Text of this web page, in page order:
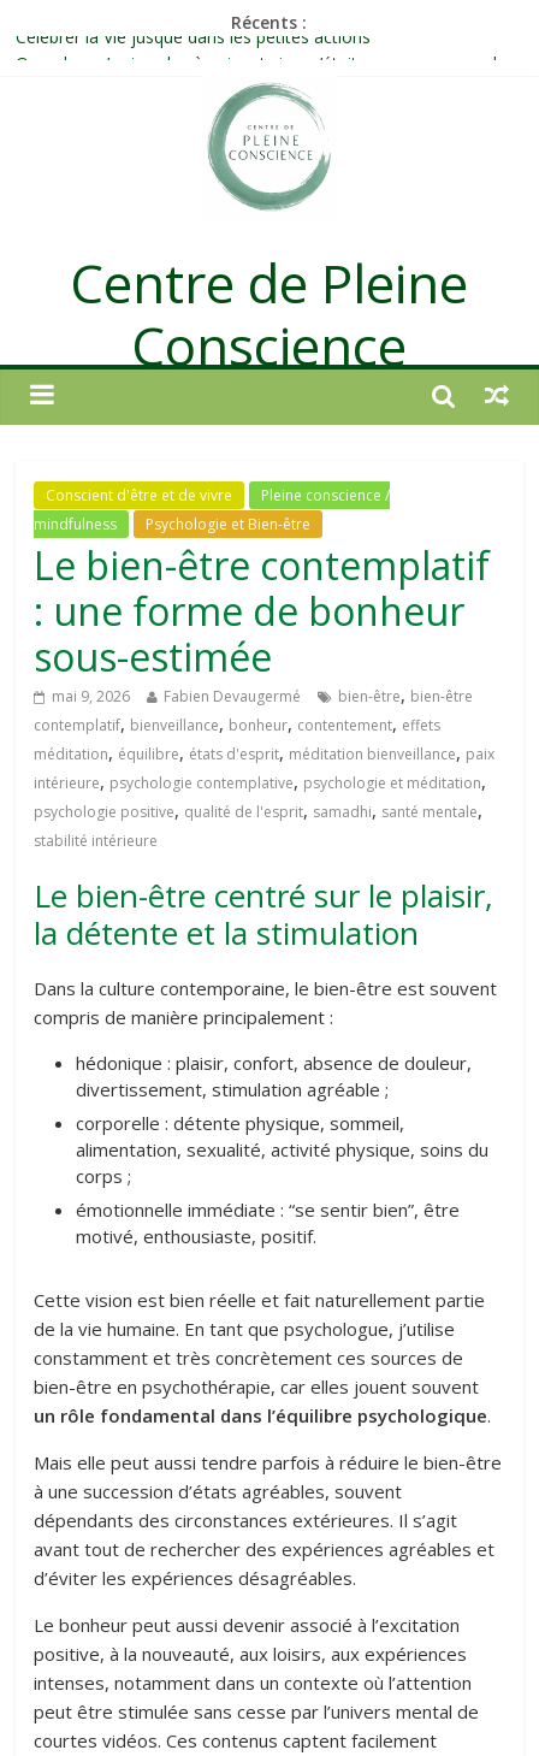
Récents :
Célébrer la Vie jusque dans les petites actions
Une attention consciente d’elle-même, non dirigée par le mental
Méditer un peu chaque jour : un rituel profond et transformateur
Prolonger la vie ou découvrir ce qui ne vieillit pas ?
Centre de Pleine
Conscience
Conscient d'être et de vivre
Pleine conscience /
mindfulness
Psychologie et Bien-être
Le bien-être contemplatif
: une forme de bonheur
sous-estimée
mai 9, 2026 Fabien Devaugermé bien-être, bien-être
contemplatif, bienveillance, bonheur, contentement, effets
méditation, équilibre, états d'esprit, méditation bienveillance, paix
intérieure, psychologie contemplative, psychologie et méditation,
psychologie positive, qualité de l'esprit, samadhi, santé mentale,
stabilité intérieure
Le bien-être centré sur le plaisir,
la détente et la stimulation
Dans la culture contemporaine, le bien-être est souvent
compris de manière principalement :
hédonique : plaisir, confort, absence de douleur,
divertissement, stimulation agréable ;
corporelle : détente physique, sommeil,
alimentation, sexualité, activité physique, soins du
corps ;
émotionnelle immédiate : “se sentir bien”, être
motivé, enthousiaste, positif.
Cette vision est bien réelle et fait naturellement partie
de la vie humaine. En tant que psychologue, j’utilise
constamment et très concrètement ces sources de
bien-être en psychothérapie, car elles jouent souvent
un rôle fondamental dans l’équilibre psychologique.
Mais elle peut aussi tendre parfois à réduire le bien-être
à une succession d’états agréables, souvent
dépendants des circonstances extérieures. Il s’agit
avant tout de rechercher des expériences agréables et
d’éviter les expériences désagréables.
Le bonheur peut aussi devenir associé à l’excitation
positive, à la nouveauté, aux loisirs, aux expériences
intenses, notamment dans un contexte où l’attention
peut être stimulée sans cesse par l’univers mental de
courtes vidéos. Ces contenus captent facilement